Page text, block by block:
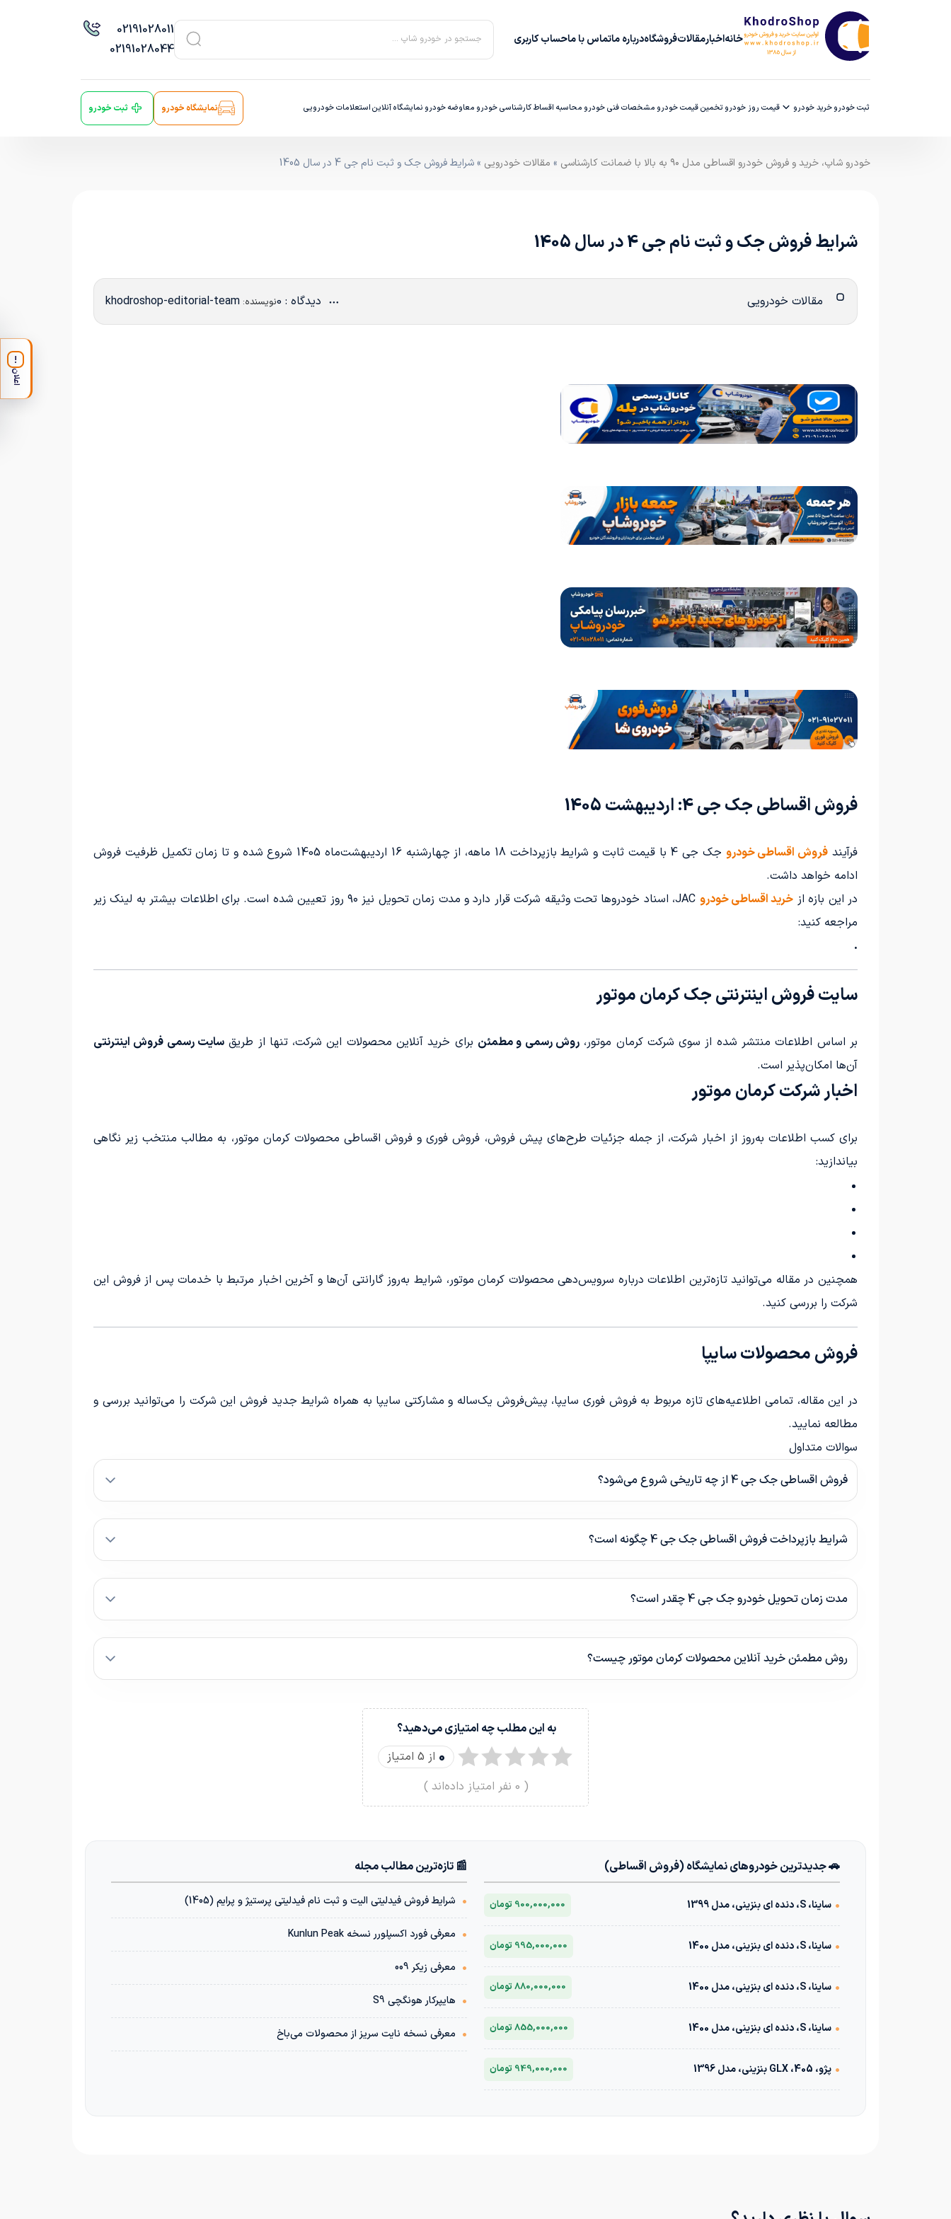
خانهاخبارمقالاتفروشگاهدرباره‌ ماتماس با ماحساب کاربری جستجو در خودرو شاپ ...
02191028011
02191028044
ثبت خودروخرید خودرو قیمت روز خودرو تخمین قیمت خودرو مشخصات فنی خودرو محاسبه اقساطکارشناسی خودرو معاوضه خودرو نمایشگاه آنلایناستعلامات خودرویی نمایشگاه خودرو ثبت خودرو
خودرو شاپ، خرید و فروش خودرو اقساطی مدل ۹۰ به بالا با ضمانت کارشناسی » مقالات خودرویی » شرایط فروش جک و ثبت نام جی 4 در سال 1405
شرایط فروش جک و ثبت نام جی 4 در سال 1405
مقالات خودرویی دیدگاه : 0 نویسنده: khodroshop-editorial-team
فروش اقساطی جک جی 4: اردیبهشت 1405
فرآیند فروش اقساطی خودرو
جک جی 4 با قیمت ثابت و شرایط بازپرداخت 18 ماهه، از چهارشنبه 16 اردیبهشت‌ماه 1405 شروع شده و تا زمان تکمیل ظرفیت فروش
ادامه خواهد داشت.
در این بازه از خرید اقساطی خودرو
JAC، اسناد خودروها تحت وثیقه شرکت قرار دارد و مدت زمان تحویل نیز ۹۰ روز تعیین شده است. برای اطلاعات بیشتر به لینک زیر
مراجعه کنید:
.
سایت فروش اینترنتی جک کرمان موتور
بر اساس اطلاعات منتشر شده از سوی شرکت کرمان موتور،روش رسمی و مطمئن برای خرید آنلاین محصولات این شرکت، تنها از طریقسایت رسمی فروش اینترنتی
آن‌ها امکان‌پذیر است.
اخبار شرکت کرمان موتور
برای کسب اطلاعات به‌روز از اخبار شرکت، از جمله جزئیات طرح‌های پیش فروش، فروش فوری و فروش اقساطی محصولات کرمان موتور، به مطالب منتخب زیر نگاهی
بیاندازید:
همچنین در مقاله می‌توانید تازه‌ترین اطلاعات درباره سرویس‌دهی محصولات کرمان موتور، شرایط به‌روز گارانتی آن‌ها و آخرین اخبار مرتبط با خدمات پس از فروش این
شرکت را بررسی کنید.
فروش محصولات سایپا
در این مقاله، تمامی اطلاعیه‌های تازه مربوط به فروش فوری سایپا، پیش‌فروش یک‌ساله و مشارکتی سایپا به همراه شرایط جدید فروش این شرکت را می‌توانید بررسی و
مطالعه نمایید.
سوالات متداول
فروش اقساطی جک جی 4 از چه تاریخی شروع می‌شود؟
شرایط بازپرداخت فروش اقساطی جک جی 4 چگونه است؟
مدت زمان تحویل خودرو جک جی 4 چقدر است؟
روش مطمئن خرید آنلاین محصولات کرمان موتور چیست؟
به این مطلب چه امتیازی می‌دهید؟
0 از 5 امتیاز
(
0 نفر امتیاز داده‌اند )
🚗 جدیدترین خودروهای نمایشگاه (فروش اقساطی)
• ساینا، S، دنده ای بنزینی، مدل 1399 900,000,000 تومان
• ساینا، S، دنده ای بنزینی، مدل 1400 995,000,000 تومان
• ساینا، S، دنده ای بنزینی، مدل 1400 880,000,000 تومان
• ساینا، S، دنده ای بنزینی، مدل 1400 855,000,000 تومان
• پژو، 405، GLX بنزینی، مدل 1396 949,000,000 تومان
📰 تازه‌ترین مطالب مجله
• شرایط فروش فیدلیتی الیت و ثبت نام فیدلیتی پرستیژ و پرایم (1405)
• معرفی فورد اکسپلورر نسخه Kunlun Peak
• معرفی زیکر 009
• هایپرکار هونگچی S9
• معرفی نسخه نایت سریز از محصولات می‌باخ
!
اعلان